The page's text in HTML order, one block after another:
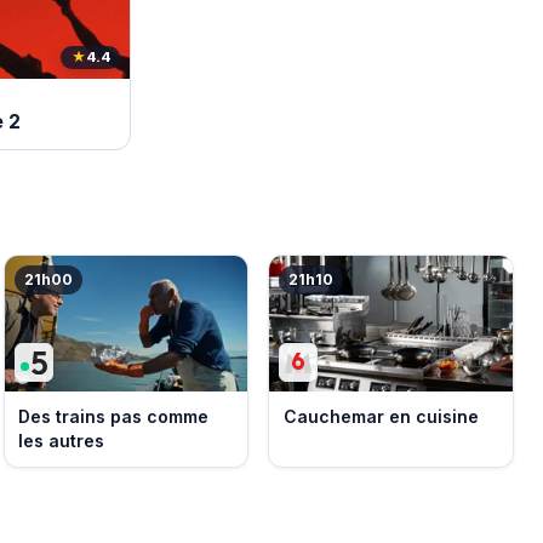
★4.4
2
21h00
Des trains pas comme
les autres
21h10
Cauchemar en cuisine